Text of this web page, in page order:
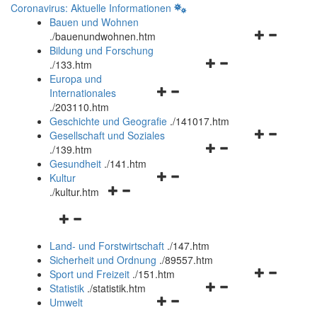
Coronavirus: Aktuelle Informationen
Bauen und Wohnen
./bauenundwohnen.htm
Navigationsmenü
Bildung und Forschung
./133.htm
Navigationsmenü
und
schließen
Europa und
Internationales
./203110.htm
Geschichte und Geografie ./141017.htm
Navigationsmenü
Gesellschaft und Soziales
./139.htm
Navigationsmenü
Gesundheit ./141.htm
Navigationsmenü
Kultur
./kultur.htm
Navigationsmenü
und
schließen
Land- und Forstwirtschaft ./147.htm
Sicherheit und Ordnung ./89557.htm
Navigationsmenü
Sport und Freizeit ./151.htm
Navigationsmenü
Statistik ./statistik.htm
Umwelt